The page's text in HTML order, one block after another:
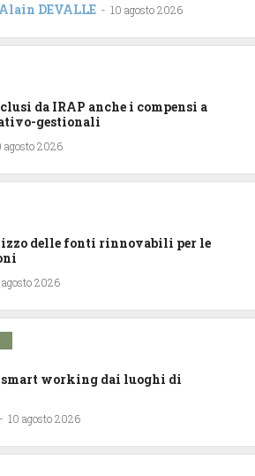
Alain DEVALLE - 10 agosto 2026
da IRAP anche i compensi a
gestionali
agosto 2026
delle fonti rinnovabili per le
2026
working dai luoghi di
- 10 agosto 2026